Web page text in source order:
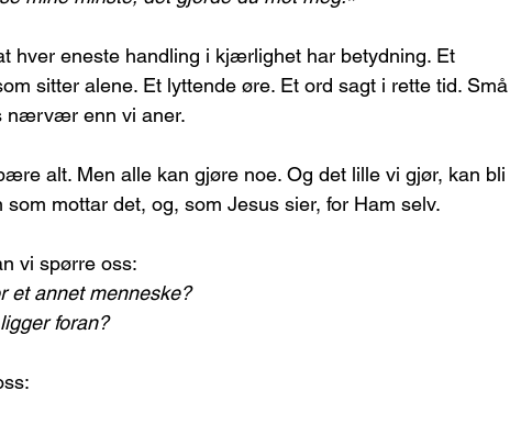
hver eneste handling i kjærlighet har betydning. Et
sitter alene. Et lyttende øre. Et ord sagt i rette tid. Små
nærvær enn vi aner.
alt. Men alle kan gjøre noe. Og det lille vi gjør, kan bli
mottar det, og, som Jesus sier, for Ham selv.
vi spørre oss:
et annet menneske?
foran?